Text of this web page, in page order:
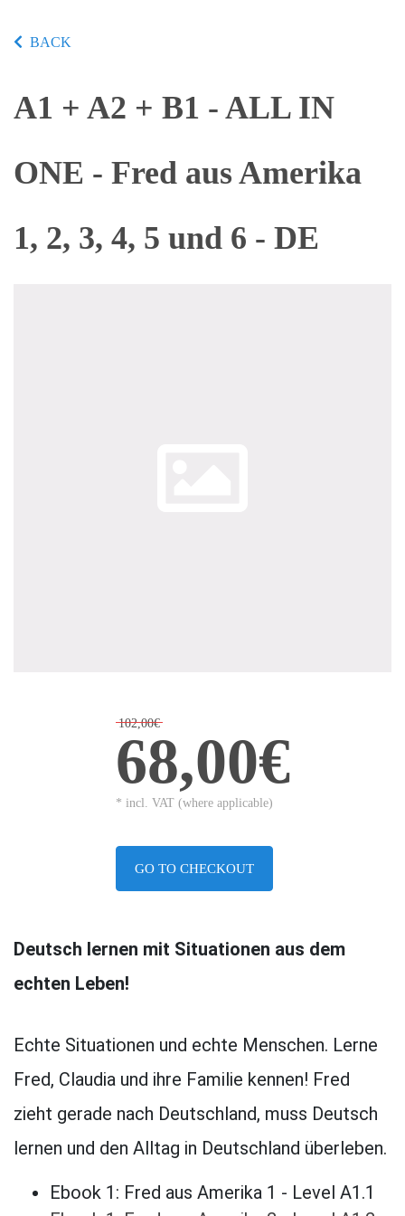
BACK
A1 + A2 + B1 - ALL IN
ONE - Fred aus Amerika
1, 2, 3, 4, 5 und 6 - DE
102,00€
68,00€
* incl. VAT (where applicable)
GO TO CHECKOUT
Deutsch lernen mit Situationen aus dem
echten Leben!
Echte Situationen und echte Menschen. Lerne
Fred, Claudia und ihre Familie kennen! Fred
zieht gerade nach Deutschland, muss Deutsch
lernen und den Alltag in Deutschland überleben.
Ebook 1: Fred aus Amerika 1 - Level A1.1